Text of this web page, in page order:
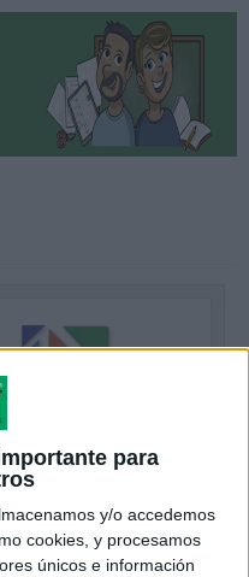
para
y/o accedemos
cookies, y procesamos
únicos e información